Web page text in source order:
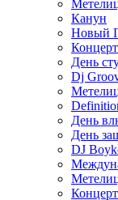
Канун
Новый
День
Dj
День
День
DJ